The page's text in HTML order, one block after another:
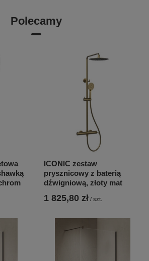
Polecamy
ICONIC zestaw
prysznicowy z baterią
dźwigniową, złoty mat
1 825,80 zł / szt.